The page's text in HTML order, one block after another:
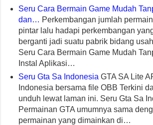
Seru Cara Bermain Game Mudah
dan… Perkembangan jumlah
pintar lalu hadapi perkembangan
berganti jadi suatu pabrik bidang
Seru Cara Bermain Game Mudah
Instal Aplikasi…
Seru Gta Sa Indonesia GTA SA Lite
Indonesia bersama file OBB Terkini
unduh lewat laman ini. Seru Gta Sa
Permainan GTA umumnya sama
permainan yang dimainkan di…